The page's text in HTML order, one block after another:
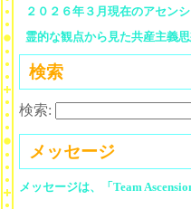
２０２６年３月現在のアセン
霊的な観点から見た共産主義
検索
検索:
メッセージ
メッセージは、「Team